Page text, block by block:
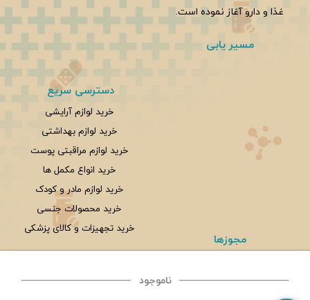
ناموجود
غذا و دارو آغاز نموده است.
مسیر یابی
مجوزها
دسترسی سریع
خرید لوازم آرایشی
خرید لوازم بهداشتی
خرید لوازم مراقبتی پوست
خرید انواع مکمل ها
خرید لوازم مادر و کودک
خرید محصولات جنسی
خرید تجهیزات و کالای پزشکی